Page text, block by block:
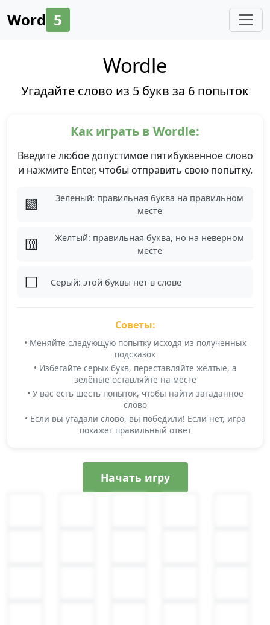
Word 5
Wordle
Угадайте слово из 5 букв за 6 попыток
Как играть в Wordle:
Введите любое допустимое пятибуквенное слово
и нажмите Enter, чтобы отправить свою попытку.
🟩
Зеленый: правильная буква на правильном
месте
🟨
Желтый: правильная буква, но на неверном
месте
⬜ Серый: этой буквы нет в слове
Советы:
• Меняйте следующую попытку исходя из полученных
подсказок
• Избегайте серых букв, переставляйте жёлтые, а
зелёные оставляйте на месте
• У вас есть шесть попыток, чтобы найти загаданное
слово
• Если вы угадали слово, вы победили! Если нет, игра
покажет правильный ответ
Начать игру